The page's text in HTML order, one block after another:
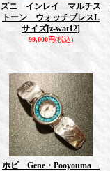
ズニ インレイ マルチス
トーン ウォッチブレスL
サイズ[z-wat12]
99,000円(税込)
ホピ Gene・Pooyouma